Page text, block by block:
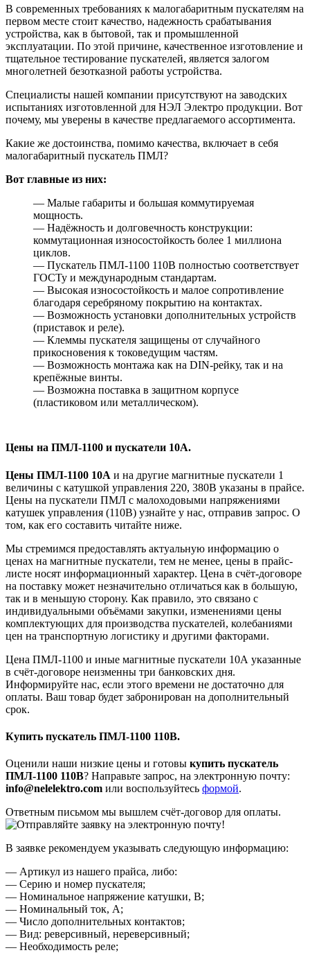
В современных требованиях к малогабаритным пускателям на
первом месте стоит качество, надежность срабатывания
устройства, как в бытовой, так и промышленной
эксплуатации. По этой причине, качественное изготовление и
тщательное тестирование пускателей, является залогом
многолетней безотказной работы устройства.
Специалисты нашей компании присутствуют на заводских
испытаниях изготовленной для НЭЛ Электро продукции. Вот
почему, мы уверены в качестве предлагаемого ассортимента.
Какие же достоинства, помимо качества, включает в себя
малогабаритный пускатель ПМЛ?
Вот главные из них:
— Малые габариты и большая коммутируемая
мощность.
— Надёжность и долговечность конструкции:
коммутационная износостойкость более 1 миллиона
циклов.
— Пускатель ПМЛ-1100 110В полностью соответствует
ГОСТу и международным стандартам.
— Высокая износостойкость и малое сопротивление
благодаря серебряному покрытию на контактах.
— Возможность установки дополнительных устройств
(приставок и реле).
— Клеммы пускателя защищены от случайного
прикосновения к токоведущим частям.
— Возможность монтажа как на DIN-рейку, так и на
крепёжные винты.
— Возможна поставка в защитном корпусе
(пластиковом или металлическом).
Цены на ПМЛ-1100 и пускатели 10А.
Цены ПМЛ-1100 10А и на другие магнитные пускатели 1
величины с катушкой управления 220, 380В указаны в прайсе.
Цены на пускатели ПМЛ с малоходовыми напряжениями
катушек управления (110В) узнайте у нас, отправив запрос. О
том, как его составить читайте ниже.
Мы стремимся предоставлять актуальную информацию о
ценах на магнитные пускатели, тем не менее, цены в прайс-
листе носят информационный характер. Цена в счёт-договоре
на поставку может незначительно отличаться как в большую,
так и в меньшую сторону. Как правило, это связано с
индивидуальными объёмами закупки, изменениями цены
комплектующих для производства пускателей, колебаниями
цен на транспортную логистику и другими факторами.
Цена ПМЛ-1100 и иные магнитные пускатели 10А указанные
в счёт-договоре неизменны три банковских дня.
Информируйте нас, если этого времени не достаточно для
оплаты. Ваш товар будет забронирован на дополнительный
срок.
Купить пускатель ПМЛ-1100 110В.
Оценили наши низкие цены и готовы купить пускатель
ПМЛ-1100 110В? Направьте запрос, на электронную почту:
info@nelelektro.com или воспользуйтесь формой.
Ответным письмом мы вышлем счёт-договор для оплаты.
В заявке рекомендуем указывать следующую информацию:
— Артикул из нашего прайса, либо:
— Серию и номер пускателя;
— Номинальное напряжение катушки, В;
— Номинальный ток, А;
— Число дополнительных контактов;
— Вид: реверсивный, нереверсивный;
— Необходимость реле;